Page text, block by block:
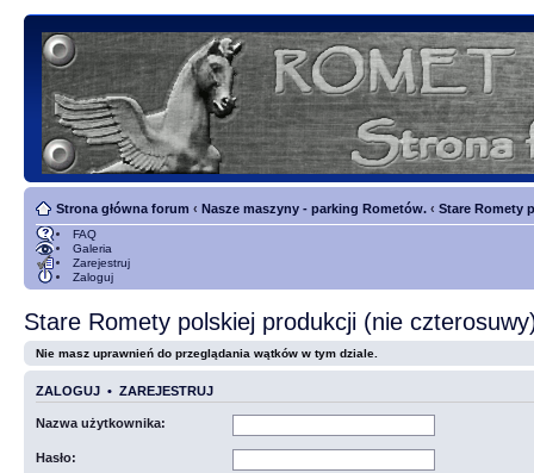
Strona główna forum ‹ Nasze maszyny - parking Rometów. ‹ Stare Romety
FAQ
Galeria
Zarejestruj
Zaloguj
Stare Romety polskiej produkcji (nie
Nie masz uprawnień do przeglądania wątków w tym dziale.
ZALOGUJ • ZAREJESTRUJ
Nazwa użytkownika:
Hasło: